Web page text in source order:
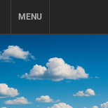
MENU